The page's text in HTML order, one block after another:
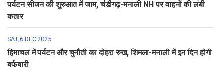
पर्यटन सीजन की शुरुआत में जाम, चंडीगढ़-मनाली NH पर वाहनों की लंबी
कतार
SAT,6 DEC 2025
हिमाचल में पर्यटन और चुनौती का दोहरा रुख, शिमला-मनाली में इन दिन होगी
बर्फबारी